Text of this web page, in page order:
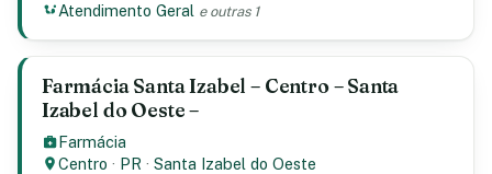
Atendimento Geral e outras 1
Farmácia Santa Izabel – Centro – Santa
Izabel do Oeste –
Farmácia
Centro · PR ·Santa Izabel do Oeste